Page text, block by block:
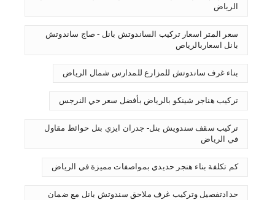
الرياض
سعر المتر اسعار تركيب الساندوتش بانل - صاج ساندوتش
بانل اسعاربالرياص
بناء غرف ساندوتش للمزارع للمدارس شمال الرياض
تركيب هناجر شينكو بالرياض بأفضل سعر حي النرجس
تركيب سقف سندويش بنل- جدران ايزي بنل حوائط مقاول
في الرياض
كم تكلفة بناء هنجر حديدي بمواصفات مميزة في الرياض
حدادتفصيل وتركيب غرف ملاحق سندوتش بانل مع ضمان